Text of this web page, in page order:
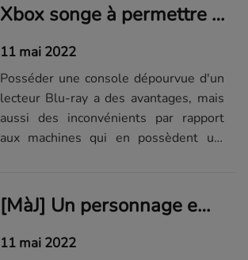
Xbox songe à permettre aux propriétaires d'une Series S d'utiliser des jeux au format physique
11 mai 2022
Posséder une console dépourvue d'un
lecteur Blu-ray a des avantages, mais
aussi des inconvénients par rapport
aux machines qui en possèdent un.
mondes.
[MàJ] Un personnage emblématique de retour dans le prochain Mass Effect ?
11 mai 2022